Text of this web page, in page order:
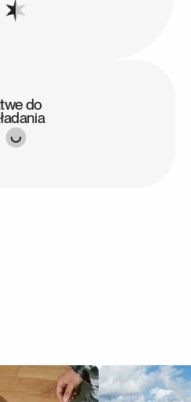
wilgotną ściereczką
osuszenie
do